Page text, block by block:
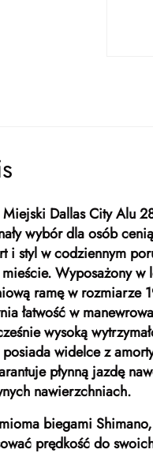
Miejski Dallas City Alu
wybór dla osób
i styl w codziennym
Wyposażony w
ramę w rozmiarze
łatwość w
wysoką
posiada widelce z
płynną jazdę
nawierzchniach.
biegami
prędkość do